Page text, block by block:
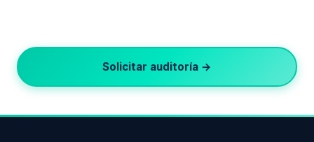
Solicitar auditoría →